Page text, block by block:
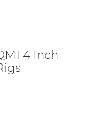
4 Inch